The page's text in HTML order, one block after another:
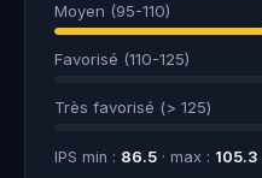
Moyen (95-110)
Favorisé (110-125)
Très favorisé (> 125)
IPS min : 86.5 · max : 105.3